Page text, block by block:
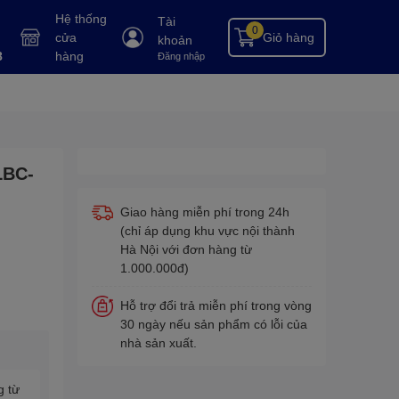
Hệ thống
cửa
hàng
Tài
khoản
Đăng nhập
Giỏ hàng
0
từ
Giao hàng miễn phí trong 24h
(chỉ áp dụng khu vực nội thành
Hà Nội với đơn hàng từ
1.000.000đ)
Hỗ trợ đổi trả miễn phí trong vòng
30 ngày nếu sản phẩm có lỗi của
nhà sản xuất.